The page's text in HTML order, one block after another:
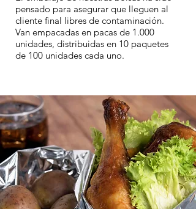
pensado para asegurar que lleguen al
cliente final libres de contaminación.
Van empacadas en pacas de 1.000
unidades, distribuidas en 10 paquetes
de 100 unidades cada uno.